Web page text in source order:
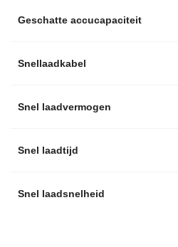
Geschatte accucapaciteit
Snellaadkabel
Snel laadvermogen
Snel laadtijd
Snel laadsnelheid